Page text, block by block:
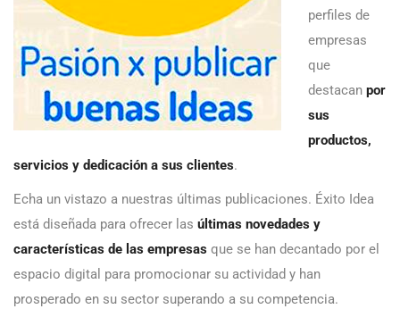
perfiles de
empresas
que
destacan por
sus
productos,
servicios y dedicación a sus clientes.
Echa un vistazo a nuestras últimas publicaciones. Éxito Idea
está diseñada para ofrecer las últimas novedades y
características de las empresas que se han decantado por el
espacio digital para promocionar su actividad y han
prosperado en su sector superando a su competencia.